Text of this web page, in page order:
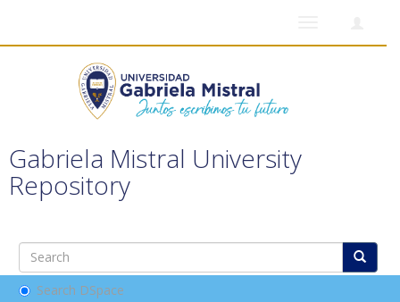
Gabriela Mistral University
Repository
Search DSpace